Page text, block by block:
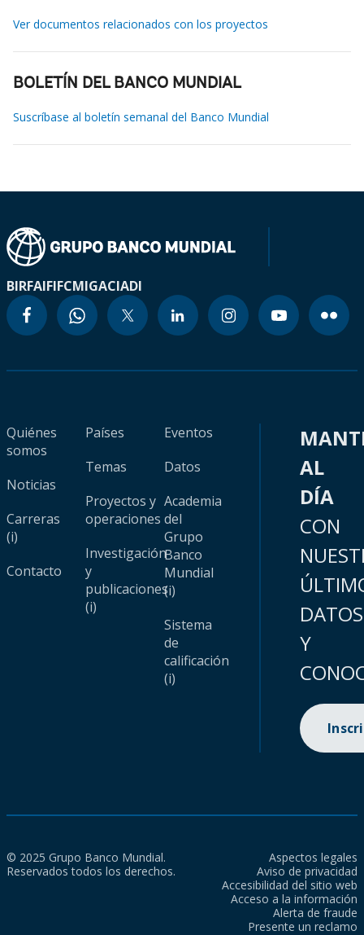
Ver documentos relacionados con los proyectos
BOLETÍN DEL BANCO MUNDIAL
Suscríbase al boletín semanal del Banco Mundial
BIRFAIFIFCMIGACIADI
Quiénes
somos
Noticias
Carreras
(i)
Contacto
Países
Temas
Proyectos y
operaciones
Investigación
y
publicaciones
(i)
Eventos
Datos
Academia
del
Grupo
Banco
Mundial
(i)
Sistema
de
calificación
(i)
AL
DÍA
CON
DATOS
Y
© 2025 Grupo Banco Mundial.
Reservados todos los derechos.
Aspectos legales
Aviso de privacidad
Accesibilidad del sitio web
Acceso a la información
Alerta de fraude
Presente un reclamo